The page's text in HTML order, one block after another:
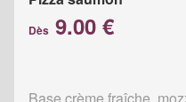
Dès 9.00 €
Base crème fraîche,